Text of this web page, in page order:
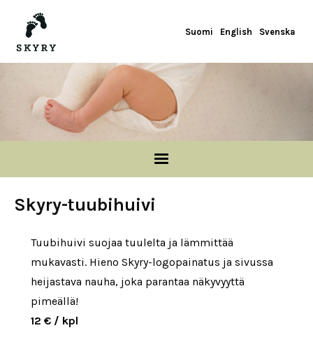
Suomi English Svenska
Skyry-tuubihuivi
Tuubihuivi suojaa tuulelta ja lämmittää
mukavasti. Hieno Skyry-logopainatus ja sivussa
heijastava nauha, joka parantaa näkyvyyttä
pimeällä!
12 € / kpl